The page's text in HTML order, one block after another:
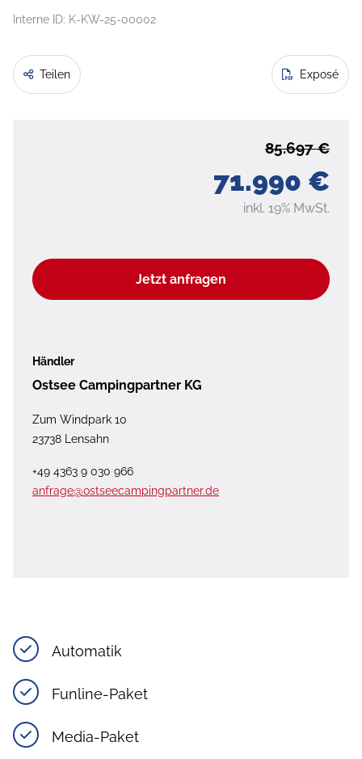
Interne ID: K-KW-25-00002
Teilen Exposé
71.990 €
85.697 €
inkl. 19% MwSt.
Jetzt anfragen
Händler
Ostsee Campingpartner KG
Zum Windpark 10
23738 Lensahn
+49 4363 9 030 966
anfrage@ostseecampingpartner.de
Automatik
Funline-Paket
Media-Paket